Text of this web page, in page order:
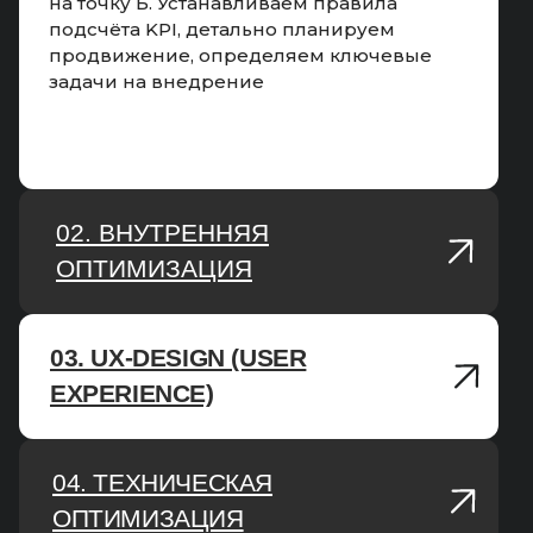
подсчёта KPI, детально планируем
продвижение, определяем ключевые
задачи на внедрение
02. ВНУТРЕННЯЯ
ОПТИМИЗАЦИЯ
02. ВНУТРЕННЯЯ
ОПТИМИЗАЦИЯ
03. UX-DESIGN (USER
EXPERIENCE)
03. UX-DESING
04. ТЕХНИЧЕСКАЯ
ОПТИМИЗАЦИЯ